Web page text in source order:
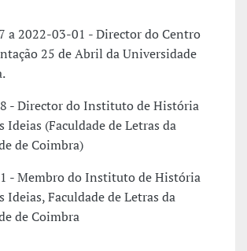
a 2022-03-01 - Director do Centro
25 de Abril da Universidade
- Director do Instituto de História
Ideias (Faculdade de Letras da
de Coimbra)
- Membro do Instituto de História
Ideias, Faculdade de Letras da
de Coimbra